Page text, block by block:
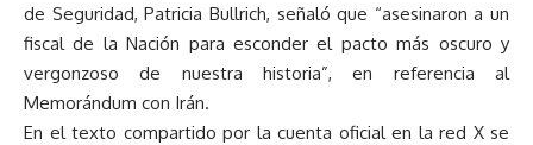
de Seguridad, Patricia Bullrich, señaló que “asesinaron a un
fiscal de la Nación para esconder el pacto más oscuro y
vergonzoso de nuestra historia”, en referencia al
Memorándum con Irán.
En el texto compartido por la cuenta oficial en la red X se